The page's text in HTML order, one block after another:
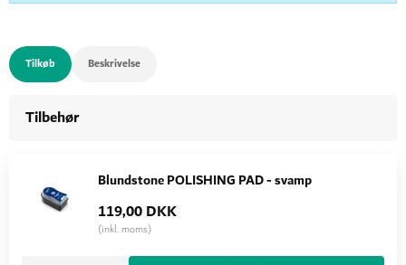
Tilkøb Beskrivelse
Tilbehør
Blundstone POLISHING PAD - svamp
119,00 DKK
(inkl. moms)